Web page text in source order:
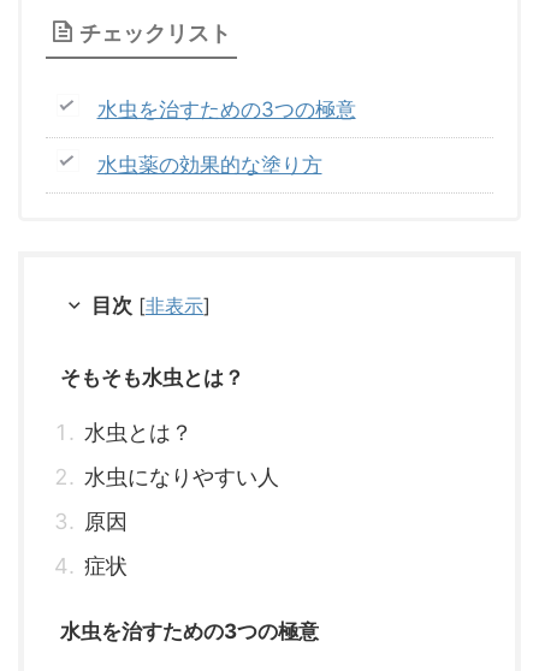
チェックリスト
水虫を治すための3つの極意
水虫薬の効果的な塗り方
目次 [非表示]
そもそも水虫とは？
水虫とは？
水虫になりやすい人
原因
症状
水虫を治すための3つの極意